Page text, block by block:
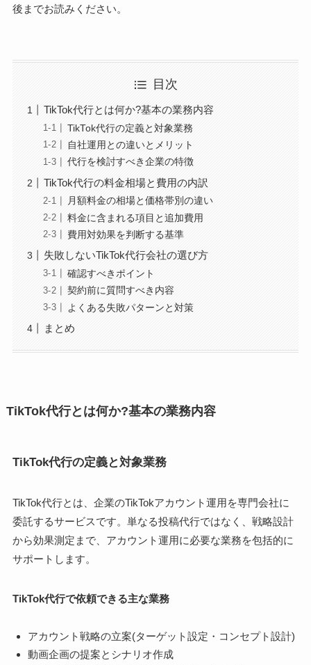
後までお読みください。
目次
TikTok代行とは何か?基本の業務内容
TikTok代行の定義と対象業務
自社運用との違いとメリット
代行を検討すべき企業の特徴
TikTok代行の料金相場と費用の内訳
月額料金の相場と価格帯別の違い
料金に含まれる項目と追加費用
費用対効果を判断する基準
失敗しないTikTok代行会社の選び方
確認すべきポイント
契約前に質問すべき内容
よくある失敗パターンと対策
まとめ
TikTok代行とは何か?基本の業務内容
TikTok代行の定義と対象業務
TikTok代行とは、企業のTikTokアカウント運用を専門会社に
委託するサービスです。単なる投稿代行ではなく、戦略設計
から効果測定まで、アカウント運用に必要な業務を包括的に
サポートします。
TikTok代行で依頼できる主な業務
アカウント戦略の立案(ターゲット設定・コンセプト設計)
動画企画の提案とシナリオ作成